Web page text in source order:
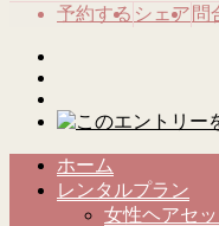
予約する シェア 問
ホーム
レンタルプラン
女性ヘアセ